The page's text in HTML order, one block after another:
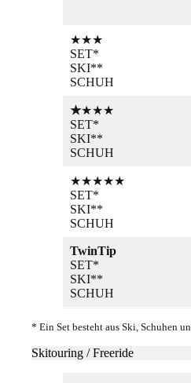
★★★
SET*
SKI**
SCHUH
★★★★
SET*
SKI**
SCHUH
★★★★★
SET*
SKI**
SCHUH
TwinTip
SET*
SKI**
SCHUH
* Ein Set besteht aus Ski, Schuhen
Skitouring / Freeride